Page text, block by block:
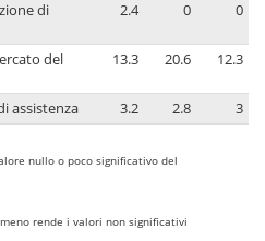
di
2.4 0 0
del
13.3 20.6 12.3
assistenza 3.2 2.8 3
nullo o poco significativo del
rende i valori non significativi